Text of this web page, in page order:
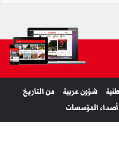
شؤون عربية
من التاريخ
أصداء المؤسسات